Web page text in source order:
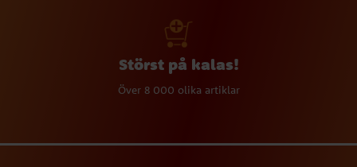
Störst på kalas!
Över 8 000 olika artiklar